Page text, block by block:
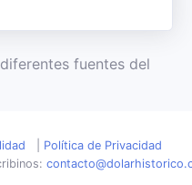
fuentes del
Política de Privacidad